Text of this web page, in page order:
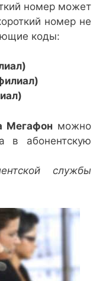
номер может
номер не
коды:
Мегафон можно
в абонентскую
службы